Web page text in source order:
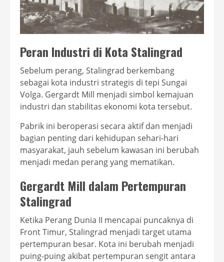
Peran Industri di Kota Stalingrad
Sebelum perang, Stalingrad berkembang
sebagai kota industri strategis di tepi Sungai
Volga. Gergardt Mill menjadi simbol kemajuan
industri dan stabilitas ekonomi kota tersebut.
Pabrik ini beroperasi secara aktif dan menjadi
bagian penting dari kehidupan sehari-hari
masyarakat, jauh sebelum kawasan ini berubah
menjadi medan perang yang mematikan.
Gergardt Mill dalam Pertempuran
Stalingrad
Ketika Perang Dunia II mencapai puncaknya di
Front Timur, Stalingrad menjadi target utama
pertempuran besar. Kota ini berubah menjadi
puing-puing akibat pertempuran sengit antara